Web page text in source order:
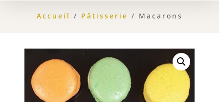
Accueil / Pâtisserie / Macarons